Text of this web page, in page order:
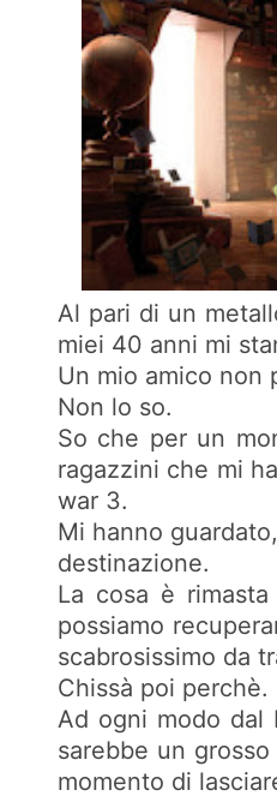
Al pari di un
miei 40 anni mi
Un mio amico non
Non lo so.
So che per un
ragazzini che mi
war 3.
Mi hanno
destinazione.
La cosa è
possiamo
scabrosissimo da
Chissà poi perchè.
Ad ogni modo dal
sarebbe un
momento di